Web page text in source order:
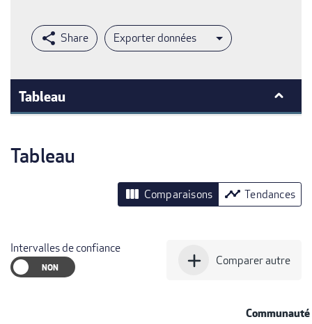
Exporter données
Tableau
Tableau
view_column Comparaisons timeline Tendances
Intervalles de confiance
add Comparer autre
Communauté